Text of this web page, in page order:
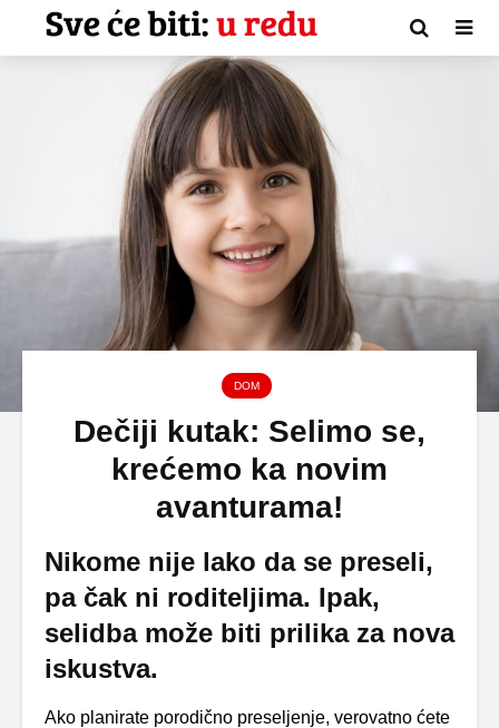
DOM
Dečiji kutak: Selimo se,
krećemo ka novim
avanturama!
Nikome nije lako da se preseli,
pa čak ni roditeljima. Ipak,
selidba može biti prilika za nova
iskustva.
Ako planirate porodično preseljenje, verovatno ćete